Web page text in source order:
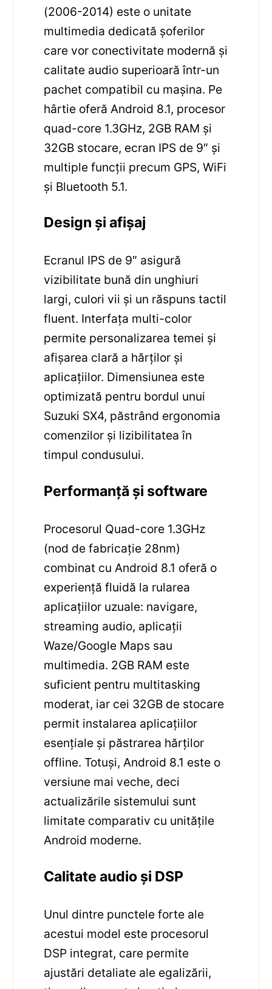
(2006-2014) este o unitate
multimedia dedicată șoferilor
care vor conectivitate modernă și
calitate audio superioară într-un
pachet compatibil cu mașina. Pe
hârtie oferă Android 8.1, procesor
quad-core 1.3GHz, 2GB RAM și
32GB stocare, ecran IPS de 9″ și
multiple funcții precum GPS, WiFi
și Bluetooth 5.1.
Design și afișaj
Ecranul IPS de 9″ asigură
vizibilitate bună din unghiuri
largi, culori vii și un răspuns tactil
fluent. Interfața multi-color
permite personalizarea temei și
afișarea clară a hărților și
aplicațiilor. Dimensiunea este
optimizată pentru bordul unui
Suzuki SX4, păstrând ergonomia
comenzilor și lizibilitatea în
timpul condusului.
Performanță și software
Procesorul Quad-core 1.3GHz
(nod de fabricație 28nm)
combinat cu Android 8.1 oferă o
experiență fluidă la rularea
aplicațiilor uzuale: navigare,
streaming audio, aplicații
Waze/Google Maps sau
multimedia. 2GB RAM este
suficient pentru multitasking
moderat, iar cei 32GB de stocare
permit instalarea aplicațiilor
esențiale și păstrarea hărților
offline. Totuși, Android 8.1 este o
versiune mai veche, deci
actualizările sistemului sunt
limitate comparativ cu unitățile
Android moderne.
Calitate audio și DSP
Unul dintre punctele forte ale
acestui model este procesorul
DSP integrat, care permite
ajustări detaliate ale egalizării,